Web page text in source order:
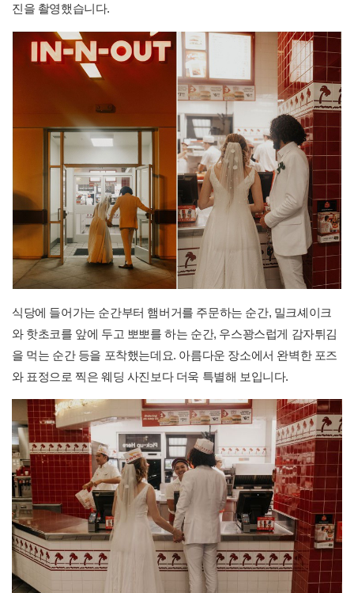
진을 촬영했습니다.
식당에 들어가는 순간부터 햄버거를 주문하는 순간, 밀크셰이크
와 핫초코를 앞에 두고 뽀뽀를 하는 순간, 우스꽝스럽게 감자튀김
을 먹는 순간 등을 포착했는데요. 아름다운 장소에서 완벽한 포즈
와 표정으로 찍은 웨딩 사진보다 더욱 특별해 보입니다.